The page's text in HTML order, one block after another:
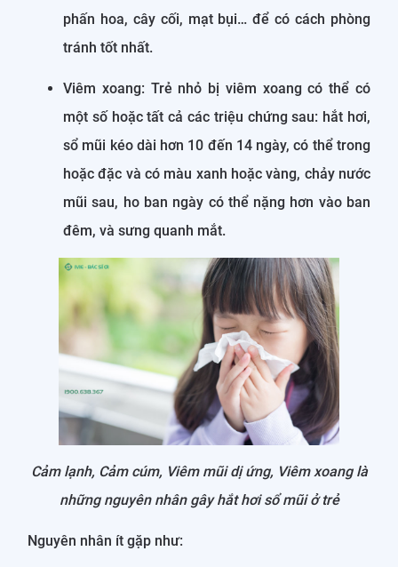
phấn hoa, cây cối, mạt bụi… để có cách phòng
tránh tốt nhất.
Viêm xoang: Trẻ nhỏ bị viêm xoang có thể có
một số hoặc tất cả các triệu chứng sau: hắt hơi,
sổ mũi kéo dài hơn 10 đến 14 ngày, có thể trong
hoặc đặc và có màu xanh hoặc vàng, chảy nước
mũi sau, ho ban ngày có thể nặng hơn vào ban
đêm, và sưng quanh mắt.
Cảm lạnh, Cảm cúm, Viêm mũi dị ứng, Viêm xoang là
những nguyên nhân gây hắt hơi sổ mũi ở trẻ
Nguyên nhân ít gặp như: